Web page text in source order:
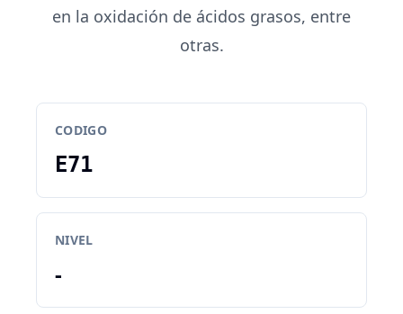
en la oxidación de ácidos grasos, entre
otras.
CODIGO
E71
NIVEL
-